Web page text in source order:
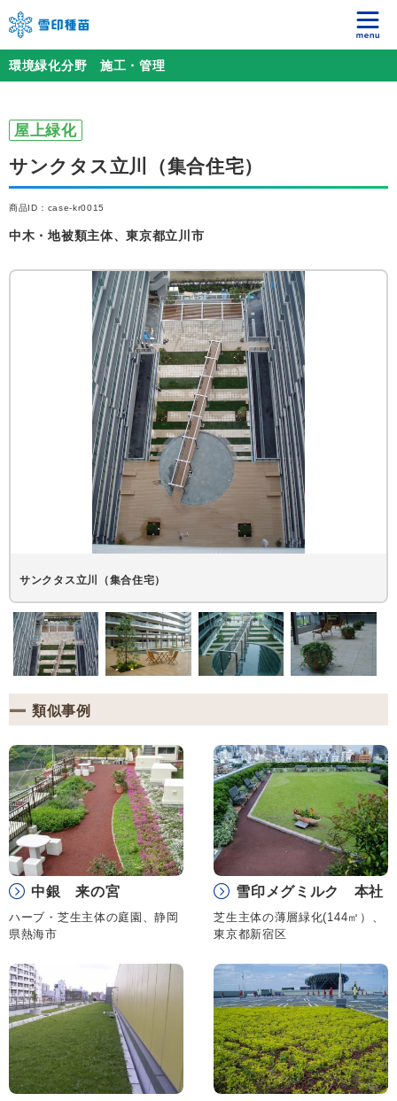
環境緑化分野 施工・管理
屋上緑化
サンクタス立川（集合住宅）
商品ID：case-kr0015
中木・地被類主体、東京都立川市
サンクタス立川（集合住宅）
類似事例
中銀 来の宮
ハーブ・芝生主体の庭園、静岡
県熱海市
雪印メグミルク 本社
芝生主体の薄層緑化(144㎡）、
東京都新宿区